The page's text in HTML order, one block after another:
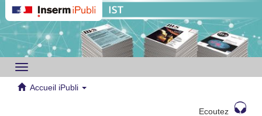
Toggle
navigation
Accueil iPubli
Ecoutez